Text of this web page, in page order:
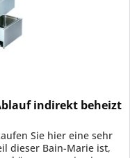
indirekt beheizt
Sie hier eine sehr
dieser Bain-Marie ist,